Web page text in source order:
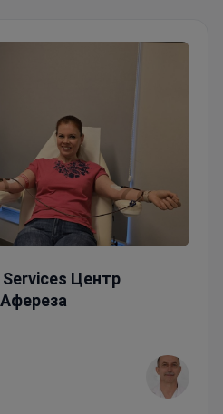
Services Центр